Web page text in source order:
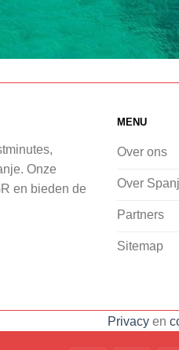
Onze
en bieden de
MENU
Over ons
Over
Partners
Sitemap
Privacy en